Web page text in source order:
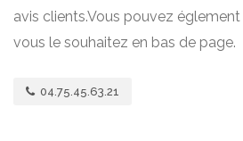
avis clients.Vous pouvez églement
vous le souhaitez en bas de page.
04.75.45.63.21